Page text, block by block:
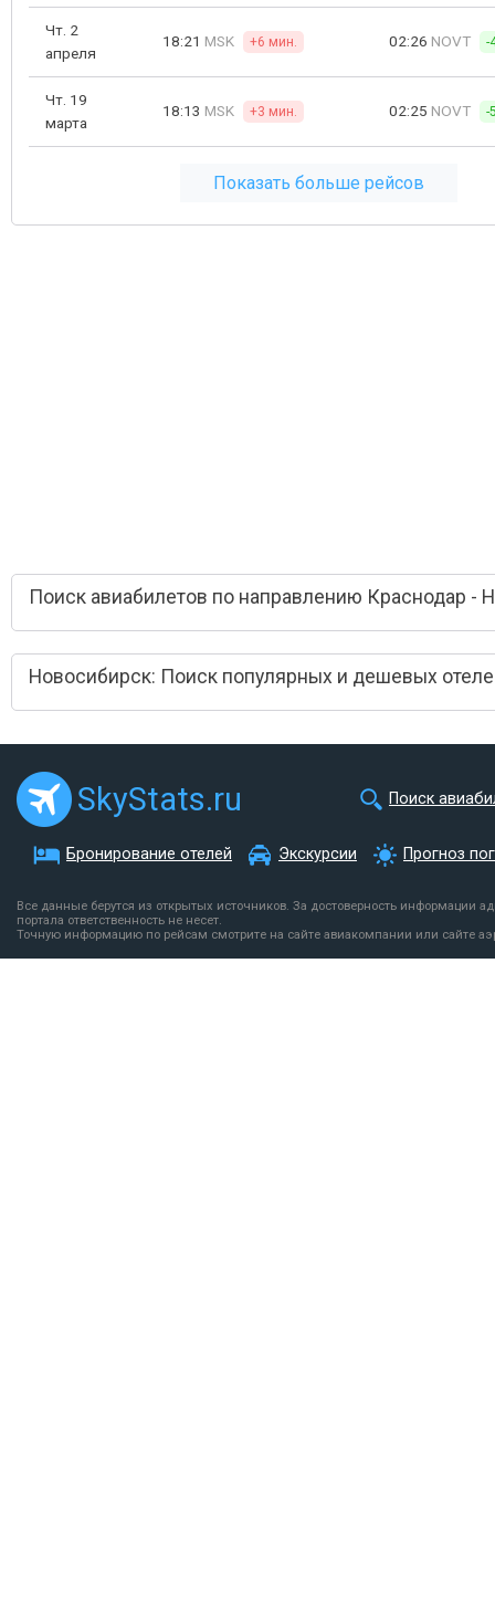
Чт. 2
апреля
18:21 MSK +6 мин. 02:26 NOVT -
Чт. 19
марта
18:13 MSK +3 мин. 02:25 NOVT -
Показать больше рейсов
Поиск авиабилетов по направлению Краснодар -
Новосибирск: Поиск популярных и дешевых
SkyStats.ru Поиск
Бронирование отелей Экскурсии Прогноз
Все данные берутся из открытых источников. За достоверность информации
портала ответственность не несет.
Точную информацию по рейсам смотрите на сайте авиакомпании или сайте